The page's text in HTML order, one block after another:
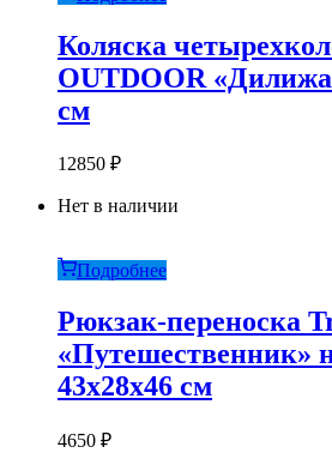
Коляска
OUTDOOR
см
12850 ₽
Нет в наличии
Подробнее
Рюкзак-переноска
«Путешественник»
43х28х46 см
4650 ₽